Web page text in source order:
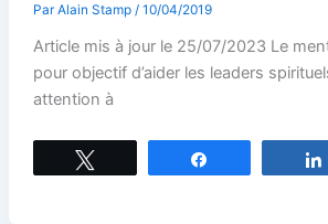
Par Alain Stamp / 10/04/2019
Article mis à jour le 25/07/2023 Le
pour objectif d’aider les leaders
attention à